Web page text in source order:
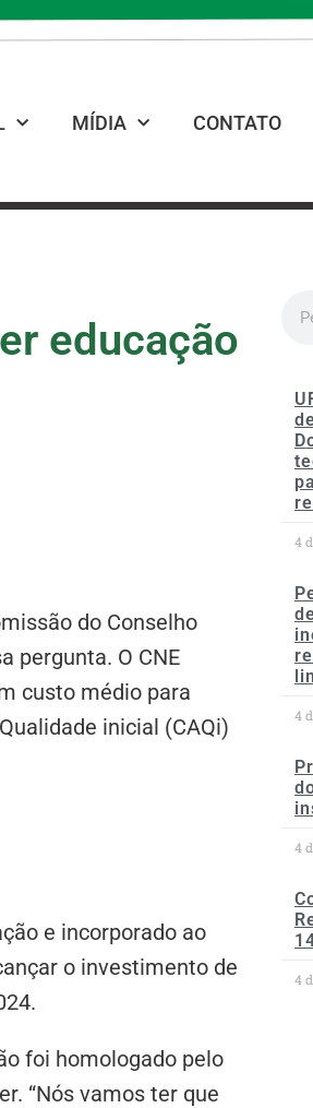
MÍDIA CONTATO
educação
do Conselho
pergunta. O CNE
custo médio para
inicial (CAQi)
e incorporado ao
o investimento de
foi homologado pelo
“Nós vamos ter que
4
4
4
4